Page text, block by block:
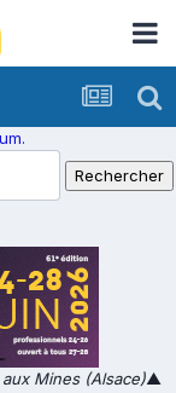
Mines (Alsace)▲